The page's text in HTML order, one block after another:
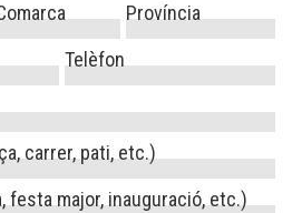
Província
Telèfon
carrer, pati, etc.)
festa major, inauguració, etc.)